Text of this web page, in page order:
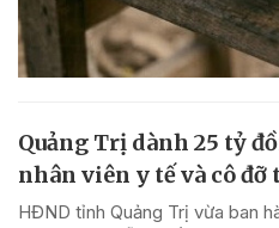
Quảng Trị dành 25 tỷ
nhân viên y tế và cô đỡ
HĐND tỉnh Quảng Trị vừa ban